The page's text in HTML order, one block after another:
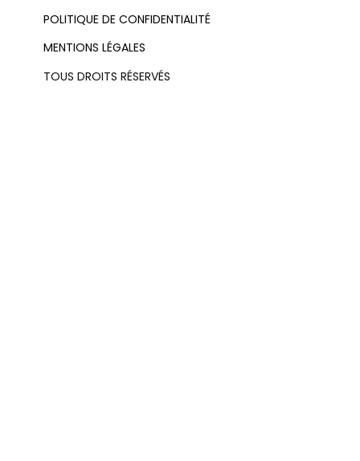
POLITIQUE DE CONFIDENTIALITÉ
MENTIONS LÉGALES
TOUS DROITS RÉSERVÉS